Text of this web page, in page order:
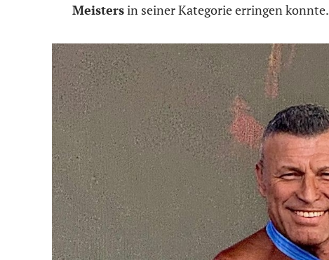
Meistersin seiner Kategorie erringen konnte.